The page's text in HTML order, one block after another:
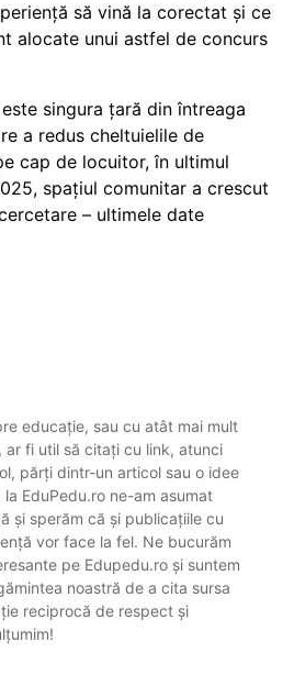
să vină la corectat și ce
alocate unui astfel de concurs
singura țară din întreaga
a redus cheltuielile de
cap de locuitor, în ultimul
spațiul comunitar a crescut
– ultimele date
educație, sau cu atât mai mult
fi util să citați cu link, atunci
părți dintr-un articol sau o idee
EduPedu.ro ne-am asumat
și sperăm că și publicațiile cu
vor face la fel. Ne bucurăm
pe Edupedu.ro și suntem
noastră de a cita sursa
reciprocă de respect și